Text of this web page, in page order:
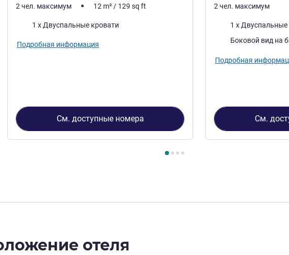
2 чел. максимум 12 m² / 129 sq ft
Постель1 x Двуспальные кровати
Подробная информация
См. доступные номера
2 чел. максимум
Постель1 x Двуспальные
Виды:Боковой вид на
Подробная
См.
отеля